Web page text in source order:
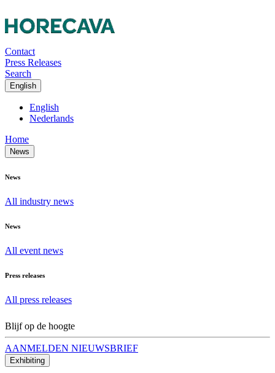
Contact
Press Releases
Search
English
English
Nederlands
Home
News
News
All industry news
News
All event news
Press releases
All press releases
Blijf op de hoogte
AANMELDEN NIEUWSBRIEF
Exhibiting